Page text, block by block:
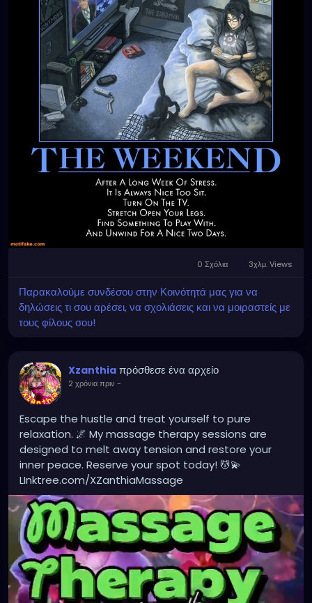
0 Σχόλια 3χλμ. Views
Παρακαλούμε συνδέσου στην Κοινότητά μας για να
δηλώσεις τι σου αρέσει, να σχολιάσεις και να μοιραστείς με
τους φίλους σου!
Xzanthia πρόσθεσε ένα αρχείο
2 χρόνια πριν -
Escape the hustle and treat yourself to pure
relaxation. 🌌 My massage therapy sessions are
designed to melt away tension and restore your
inner peace. Reserve your spot today! 💆💫
LInktree.com/XZanthiaMassage